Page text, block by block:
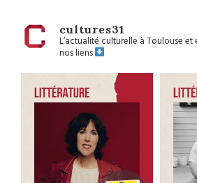
cultures31
L’actualité culturelle à Toulouse
nos liens